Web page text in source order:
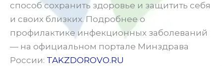
способ сохранить здоровье и защитить себя
и своих близких. Подробнее о
профилактике инфекционных заболеваний
— на официальном портале Минздрава
России: TAKZDOROVO.RU